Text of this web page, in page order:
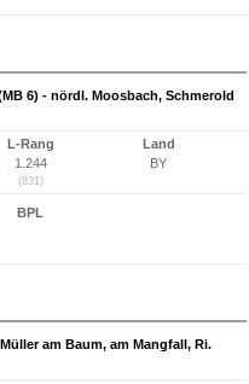
6) - nördl. Moosbach, Schmerold
L-Rang
1.244
(831)
Land
BY
BPL
am Baum, am Mangfall, Ri.